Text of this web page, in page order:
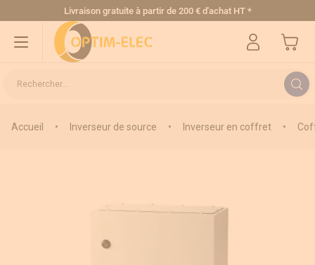
Allez au contenuLivraison gratuite à partir de 200 € d'achat HT *
Mon
Rechercher...
Accueil • Inverseur de source • Inverseur en coffret •